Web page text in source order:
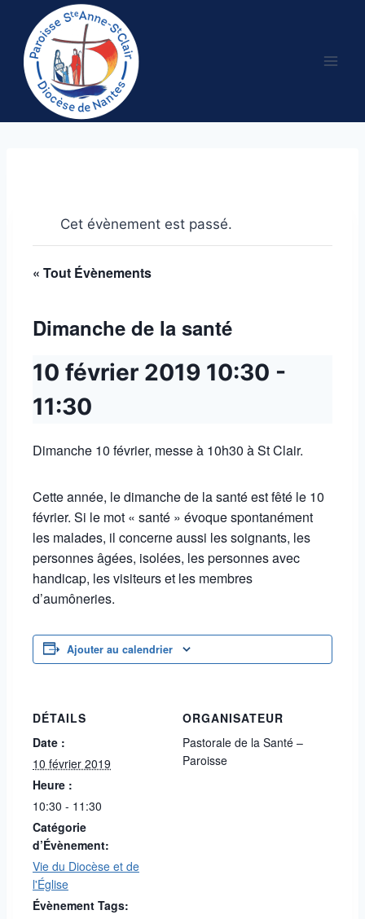
contenu
Cet évènement est passé.
« Tout Évènements
Dimanche de la santé
10 février 2019 10:30 -
11:30
Dimanche 10 février, messe à 10h30 à St Clair.
Cette année, le dimanche de la santé est fêté le 10
février. Si le mot « santé » évoque spontanément
les malades, il concerne aussi les soignants, les
personnes âgées, isolées, les personnes avec
handicap, les visiteurs et les membres
d’aumôneries.
Ajouter au calendrier
DÉTAILS
Date :
10 février 2019
Heure :
10:30 - 11:30
Catégorie
d’Évènement:
Vie du Diocèse et de
l'Église
Évènement Tags:
ORGANISATEUR
Pastorale de la Santé –
Paroisse